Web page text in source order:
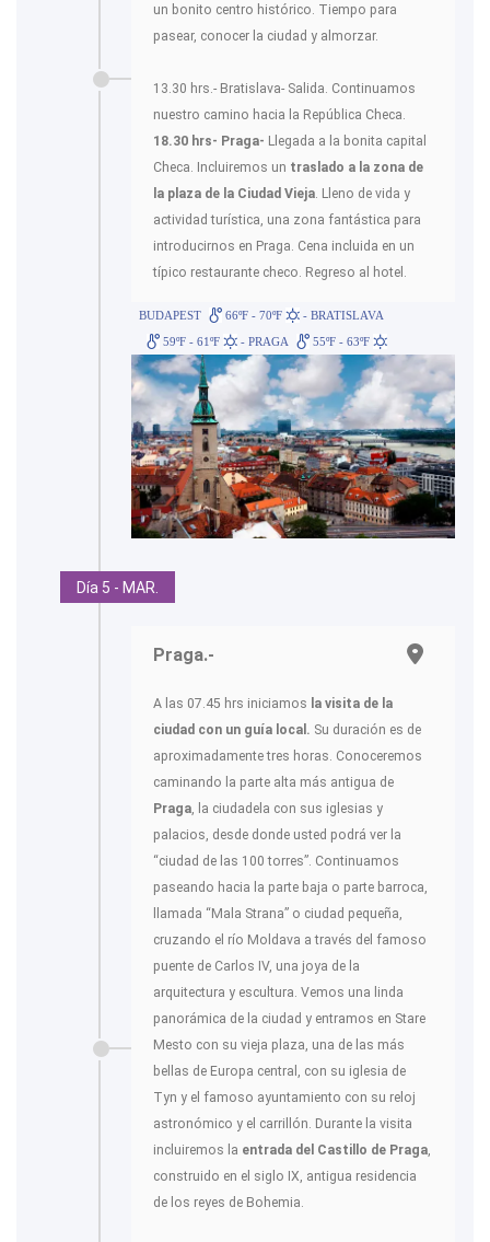
un bonito centro histórico. Tiempo para
pasear, conocer la ciudad y almorzar.
13.30 hrs.- Bratislava- Salida. Continuamos
nuestro camino hacia la República Checa.
18.30 hrs- Praga- Llegada a la bonita capital
Checa. Incluiremos un traslado a la zona de
la plaza de la Ciudad Vieja . Lleno de vida y
actividad turística, una zona fantástica para
introducirnos en Praga. Cena incluida en un
típico restaurante checo. Regreso al hotel.
BUDAPEST 66ºF - 70ºF
- BRATISLAVA
59ºF - 61ºF
- PRAGA 55ºF - 63ºF
Día 5 - MAR.
Praga.-
A las 07.45 hrs iniciamos la visita de la
ciudad con un guía local. Su duración es de
aproximadamente tres horas. Conoceremos
caminando la parte alta más antigua de
Praga , la ciudadela con sus iglesias y
palacios, desde donde usted podrá ver la
“ciudad de las 100 torres”. Continuamos
paseando hacia la parte baja o parte barroca,
llamada “Mala Strana” o ciudad pequeña,
cruzando el río Moldava a través del famoso
puente de Carlos IV, una joya de la
arquitectura y escultura. Vemos una linda
panorámica de la ciudad y entramos en Stare
Mesto con su vieja plaza, una de las más
bellas de Europa central, con su iglesia de
Tyn y el famoso ayuntamiento con su reloj
astronómico y el carrillón. Durante la visita
incluiremos la entrada del Castillo de Praga
construido en el siglo IX, antigua residencia
de los reyes de Bohemia.